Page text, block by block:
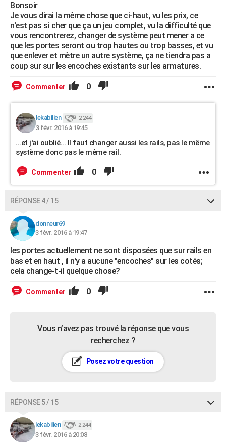
Bonsoir
Je vous dirai la même chose que ci-haut, vu les prix, ce
n'est pas si cher que ça un jeu complet, vu la difficulté que
vous rencontrerez, changer de système peut mener a ce
que les portes seront ou trop hautes ou trop basses, et vu
que enlever et mètre un autre système, ça ne tiendra pas a
coup sur sur les encoches existants sur les armatures.
Commenter 0
lekabilien 2 244
3 févr. 2016 à 19:45
...et j'ai oublié... Il faut changer aussi les rails, pas le même
système donc pas le même rail.
Commenter 0
RÉPONSE 4 / 15
donneur69
3 févr. 2016 à 19:47
les portes actuellement ne sont disposées que sur rails en
bas et en haut , il n'y a aucune "encoches" sur les cotés;
cela change-t-il quelque chose?
Commenter 0
Vous n’avez pas trouvé la réponse que vous
recherchez ?
Posez votre question
RÉPONSE 5 / 15
lekabilien 2 244
3 févr. 2016 à 20:08